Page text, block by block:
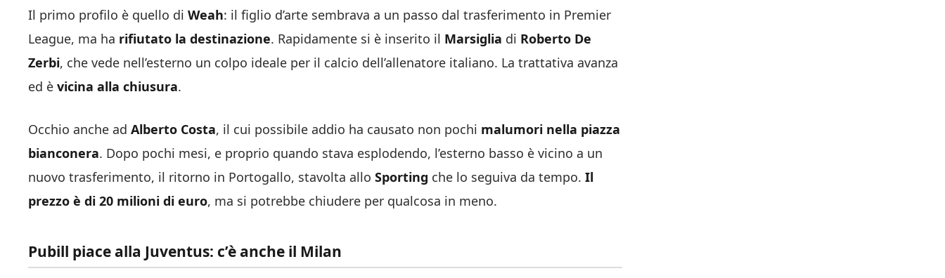
Il primo profilo è quello di Weah: il figlio d’arte sembrava a un passo dal trasferimento in Premier
League, ma ha rifiutato la destinazione. Rapidamente si è inserito il Marsiglia di Roberto De
Zerbi, che vede nell’esterno un colpo ideale per il calcio dell’allenatore italiano. La trattativa avanza
ed è vicina alla chiusura.
Occhio anche ad Alberto Costa, il cui possibile addio ha causato non pochi malumori nella piazza
bianconera. Dopo pochi mesi, e proprio quando stava esplodendo, l’esterno basso è vicino a un
nuovo trasferimento, il ritorno in Portogallo, stavolta allo Sporting che lo seguiva da tempo. Il
prezzo è di 20 milioni di euro, ma si potrebbe chiudere per qualcosa in meno.
Pubill piace alla Juventus: c’è anche il Milan